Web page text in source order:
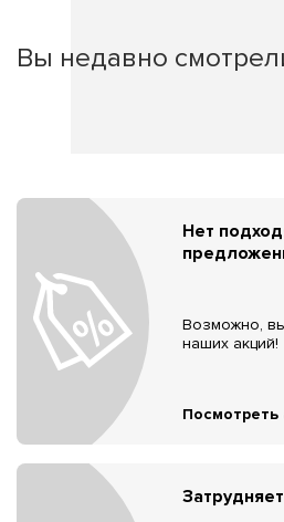
Вы недавно
Нет
Возможно,
наших акций!
Посмотреть